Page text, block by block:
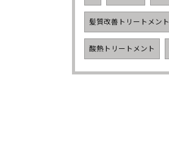
髪質改善トリートメント
酸熱トリートメント